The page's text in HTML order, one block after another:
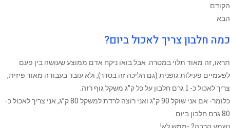
הקודם
הבא
כמה חלבון צריך לאכול ביום?
תראו, זה מאוד תלוי במטרה. אבל בואו ניקח אדם ממוצע שעושה בין פעם
לפעמיים פעילות גופנית (גם הליכה זה בסדר), ולא עובד בעבודה מאוד פיזית,
צריך לאכול כ- 1 גרם חלבון על כל ק”ג משקל גוף רזה.
כלומר- אם אני שוקל 90 ק”ג ואני רוצה לרדת למשקל 80 ק”ג, אני צריך לאכול כ-
80 גרם חלבון ביום.